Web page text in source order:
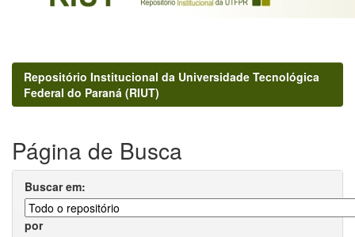
Repositório Institucional da Universidade Tecnológica
Federal do Paraná (RIUT)
Página de Busca
Buscar em:
por